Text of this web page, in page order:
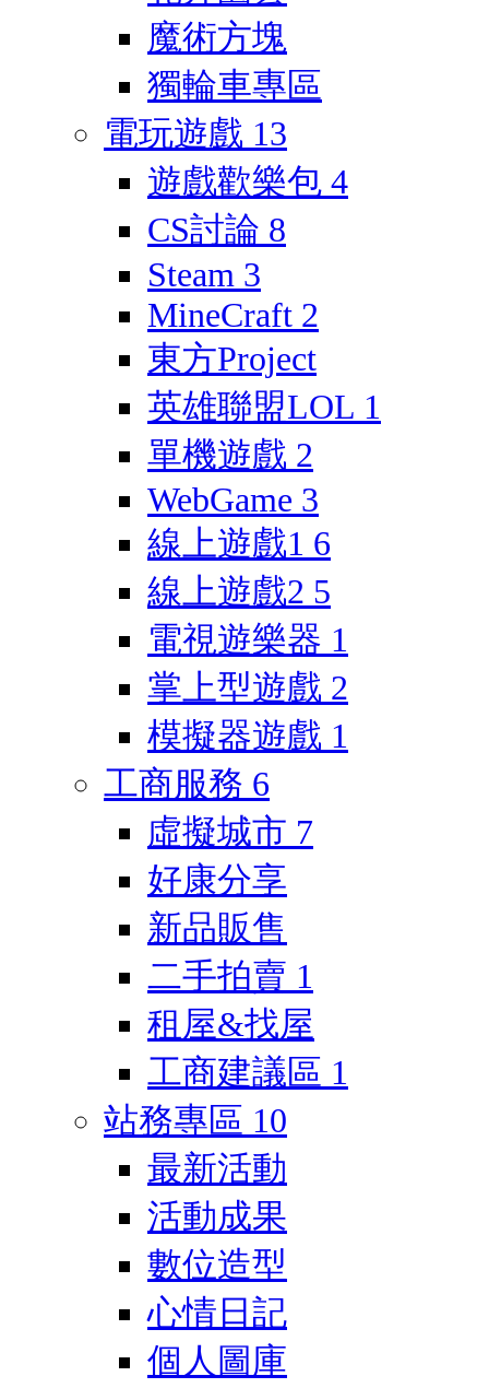
魔術方塊
獨輪車專區
電玩遊戲 13
遊戲歡樂包 4
CS討論 8
Steam 3
MineCraft 2
東方Project
英雄聯盟LOL 1
單機遊戲 2
WebGame 3
線上遊戲1 6
線上遊戲2 5
電視遊樂器 1
掌上型遊戲 2
模擬器遊戲 1
工商服務 6
虛擬城市 7
好康分享
新品販售
二手拍賣 1
租屋&找屋
工商建議區 1
站務專區 10
最新活動
活動成果
數位造型
心情日記
個人圖庫